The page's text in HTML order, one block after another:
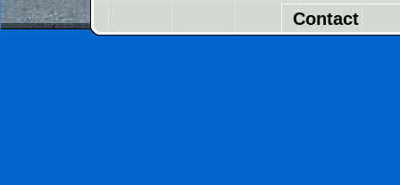
Contact